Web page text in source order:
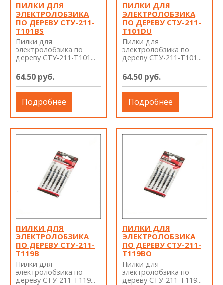
ПИЛКИ ДЛЯ
ЭЛЕКТРОЛОБЗИКА
ПО ДЕРЕВУ СТУ-211-
Т101BS
Пилки для
электролобзика по
дереву СТУ-211-Т101...
64.50 руб.
Подробнее
ПИЛКИ ДЛЯ
ЭЛЕКТРОЛОБЗИКА
ПО ДЕРЕВУ СТУ-211-
Т101DU
Пилки для
электролобзика по
дереву СТУ-211-Т101...
64.50 руб.
Подробнее
ПИЛКИ ДЛЯ
ЭЛЕКТРОЛОБЗИКА
ПО ДЕРЕВУ СТУ-211-
T119B
Пилки для
электролобзика по
дереву СТУ-211-T119...
ПИЛКИ ДЛЯ
ЭЛЕКТРОЛОБЗИКА
ПО ДЕРЕВУ СТУ-211-
T119BO
Пилки для
электролобзика по
дереву СТУ-211-T119...